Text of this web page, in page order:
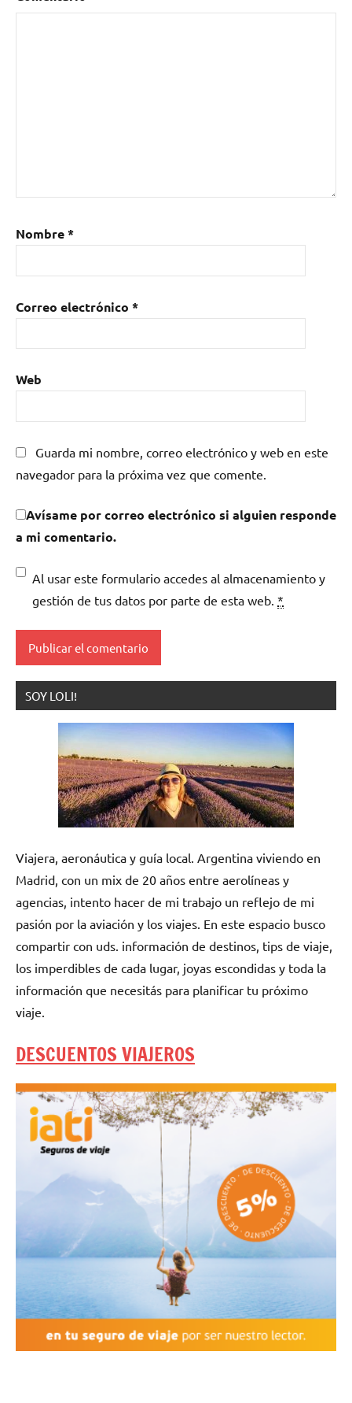
Nombre*
Correo electrónico *
Web
Guarda mi nombre, correo electrónico y web en este
navegador para la próxima vez que comente.
Avísame por correo electrónico si alguien responde
a mi comentario.
Al usar este formulario accedes al almacenamiento y
gestión de tus datos por parte de esta web. *
SOY LOLI!
Viajera, aeronáutica y guía local. Argentina viviendo en
Madrid, con un mix de 20 años entre aerolíneas y
agencias, intento hacer de mi trabajo un reflejo de mi
pasión por la aviación y los viajes. En este espacio busco
compartir con uds. información de destinos, tips de viaje,
los imperdibles de cada lugar, joyas escondidas y toda la
información que necesitás para planificar tu próximo
viaje.
DESCUENTOS VIAJEROS